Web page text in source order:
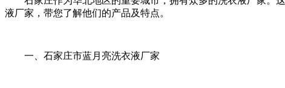
液厂家，带您了解他们的产品及特点。
一、石家庄市蓝月亮洗衣液厂家